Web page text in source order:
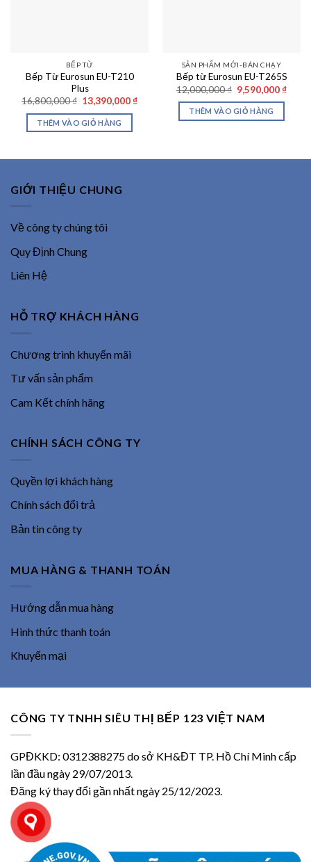
BẾP TỪ
Bếp Từ Eurosun EU-T210
Plus
16,800,000₫ Giá
gốc
là:
16,800,000 ₫.
13,390,000 ₫Giá
THÊM VÀO GIỎ HÀNG
SẢN PHẨM MỚI-BÁN CHẠY
Bếp từ Eurosun EU-T265S
12,000,000₫ Giá
gốc
là:
12,000,000 ₫.
9,590,000 ₫Giá
THÊM VÀO GIỎ HÀNG
GIỚI THIỆU CHUNG
Về công ty chúng tôi
Quy Định Chung
Liên Hệ
HỖ TRỢ KHÁCH HÀNG
Chương trình khuyến mãi
Tư vấn sản phẩm
Cam Kết chính hãng
CHÍNH SÁCH CÔNG TY
Quyền lợi khách hàng
Chính sách đổi trả
Bản tin công ty
MUA HÀNG & THANH TOÁN
Hướng dẫn mua hàng
Hình thức thanh toán
Khuyến mại
CÔNG TY TNHH SIÊU THỊ BẾP 123 VIỆT NAM
GPĐKKD: 0312388275 do sở KH&ĐT TP. Hồ Chí Minh cấp
lần đầu ngày 29/07/2013.
Đăng ký thay đổi gần nhất ngày 25/12/2023.